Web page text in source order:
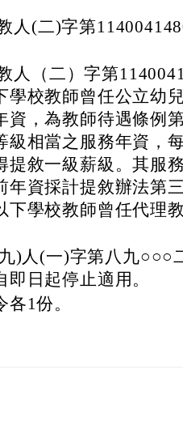
人(二)字第
人（二）字第
校教師曾任公立幼
，為教師待遇條例
相當之服務年資，
提敘一級薪級。其服
年資採計提敘辦法第
下學校教師曾任代理
)人(一)字第八九○○○
日起停止適用。
1份。